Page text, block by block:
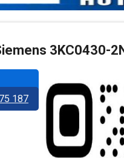
3KC0430-
187